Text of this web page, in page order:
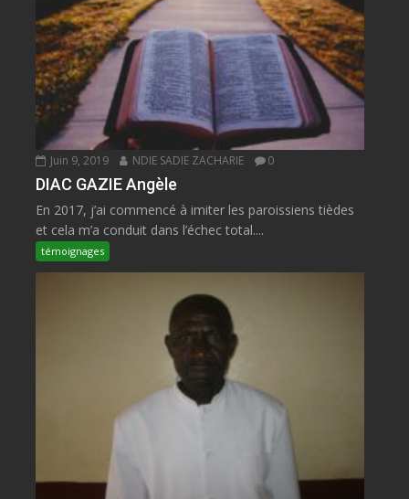
Juin 9, 2019 NDIE SADIE ZACHARIE 0
DIAC GAZIE Angèle
En 2017, j’ai commencé à imiter les paroissiens tièdes
et cela m’a conduit dans l’échec total....
témoignages